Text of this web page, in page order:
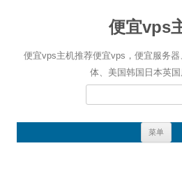
便宜vps
便宜vps主机推荐便宜vps，便宜服务
体、美国韩国日本英
搜
菜单